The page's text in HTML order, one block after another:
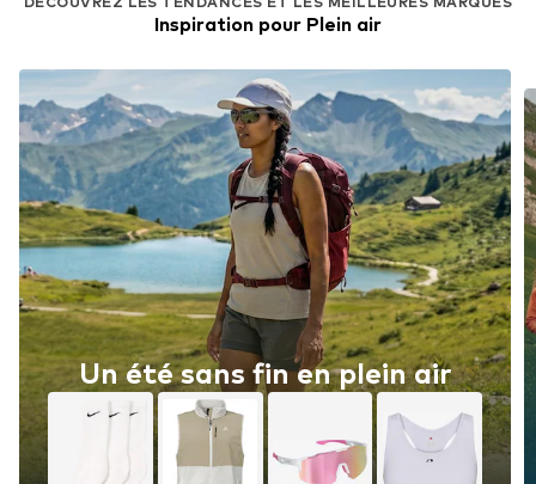
Inspiration pour Plein air
Un été sans fin en plein air